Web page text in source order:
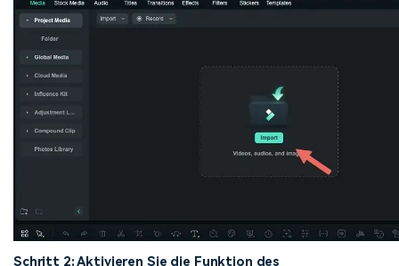
Schritt 2: Aktivieren Sie die Funktion des